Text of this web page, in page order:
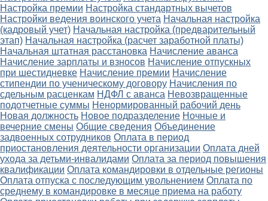
Настройка премии Настройка стандартных вычетов
Настройки ведения воинского учета Начальная настройка
(кадровый учет) Начальная настройка (предварительный
этап) Начальная настройка (расчет заработной платы)
Начальная штатная расстановка Начисление аванса
Начисление зарплаты и взносов Начисление отпускных
при шестидневке Начисление премии Начисление
стипендии по ученическому договору Начисления по
сдельным расценкам НДФЛ с аванса Невозвращенные
подотчетные суммы Ненормированный рабочий день
Новая должность Новое подразделение Ночные и
вечерние смены Общие сведения Объединение
задвоенных сотрудников Оплата в период
приостановления деятельности организации Оплата дней
ухода за детьми-инвалидами Оплата за период повышения
квалификации Оплата командировки в отдельные регионы
Оплата отпуска с последующим увольнением Оплата по
среднему в командировке в месяце приема на работу